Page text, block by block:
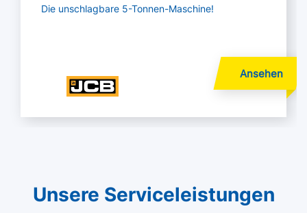
Die unschlagbare 5-Tonnen-Maschine!
Unsere Serviceleistungen